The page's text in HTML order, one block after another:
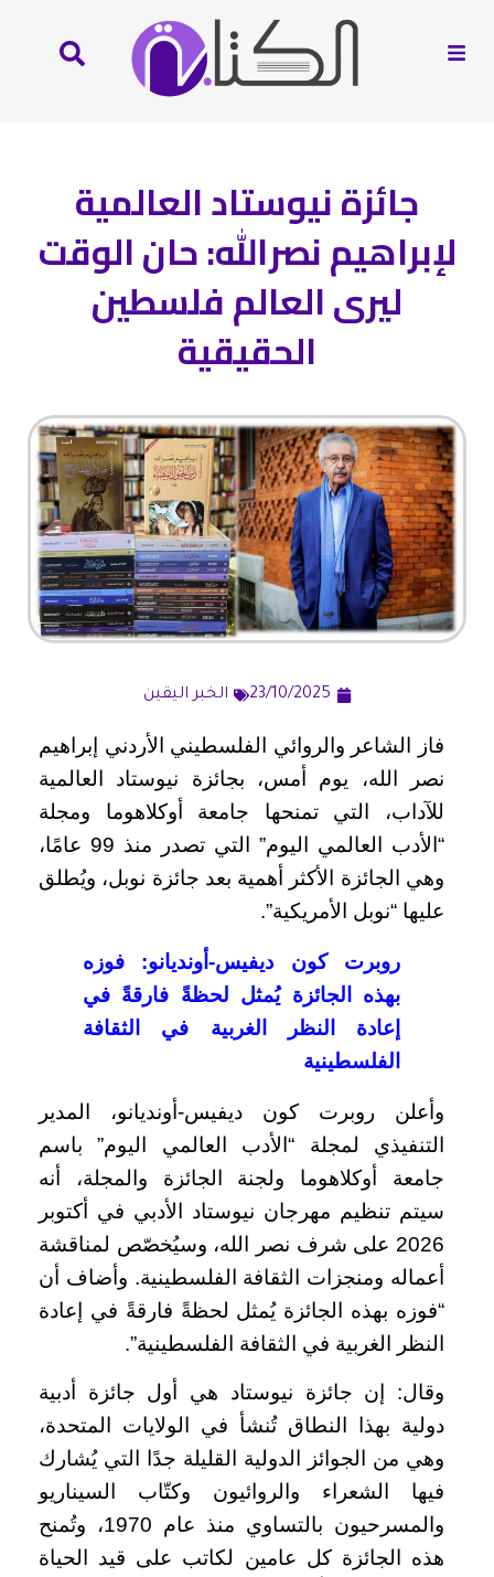
جائزة نيوستاد العالمية
لإبراهيم نصرالله: حان الوقت
ليرى العالم فلسطين
الحقيقية
23/10/2025 الخبر اليقين
فاز الشاعر والروائي الفلسطيني الأردني إبراهيم
نصر الله، يوم أمس، بجائزة نيوستاد العالمية
للآداب، التي تمنحها جامعة أوكلاهوما ومجلة
“الأدب العالمي اليوم” التي تصدر منذ 99 عامًا،
وهي الجائزة الأكثر أهمية بعد جائزة نوبل، ويُطلق
عليها “نوبل الأمريكية”.
روبرت كون ديفيس-أونديانو: فوزه
بهذه الجائزة يُمثل لحظةً فارقةً في
إعادة النظر الغربية في الثقافة
الفلسطينية
وأعلن روبرت كون ديفيس-أونديانو، المدير
التنفيذي لمجلة “الأدب العالمي اليوم” باسم
جامعة أوكلاهوما ولجنة الجائزة والمجلة، أنه
سيتم تنظيم مهرجان نيوستاد الأدبي في أكتوبر
2026 على شرف نصر الله، وسيُخصّص لمناقشة
أعماله ومنجزات الثقافة الفلسطينية. وأضاف أن
“فوزه بهذه الجائزة يُمثل لحظةً فارقةً في إعادة
النظر الغربية في الثقافة الفلسطينية”.
وقال: إن جائزة نيوستاد هي أول جائزة أدبية
دولية بهذا النطاق تُنشأ في الولايات المتحدة،
وهي من الجوائز الدولية القليلة جدًا التي يُشارك
فيها الشعراء والروائيون وكتّاب السيناريو
والمسرحيون بالتساوي منذ عام 1970، وتُمنح
هذه الجائزة كل عامين لكاتب على قيد الحياة